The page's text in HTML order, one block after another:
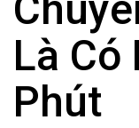
Là Có
Phút